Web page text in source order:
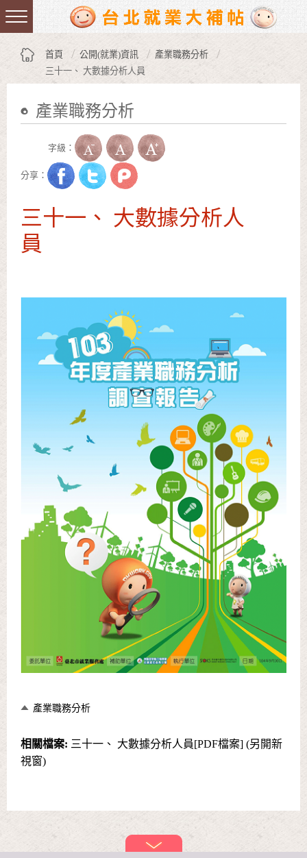
跳到主要內容區塊
:::
首頁 公開(就業)資訊
產業職務分析
三十一、 大數據分析人員
產業職務分析
字級：
分享：
三十一、 大數據分析人
員
產業職務分析
相關檔案: 三十一、 大數據分析人員[PDF檔案] (另開新
視窗)